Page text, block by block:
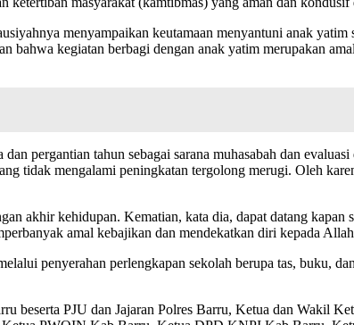
menyampaikan keutamaan menyantuni anak yatim
bahwa kegiatan berbagi dengan anak yatim merupakan
pergantian tahun sebagai sarana muhasabah dan
tidak mengalami peningkatan tergolong merugi. Oleh
akhir kehidupan. Kematian, kata dia, dapat datang kapan
amal kebajikan dan mendekatkan diri kepada
penyerahan perlengkapan sekolah berupa tas, buku,
beserta PJU dan Jajaran Polres Barru, Ketua dan Wakil